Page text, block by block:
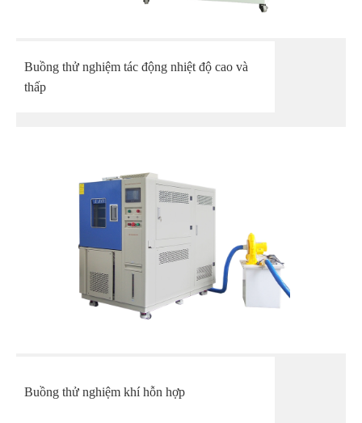
Buồng thử nghiệm tác động nhiệt độ cao và
thấp
Buồng thử nghiệm khí hỗn hợp